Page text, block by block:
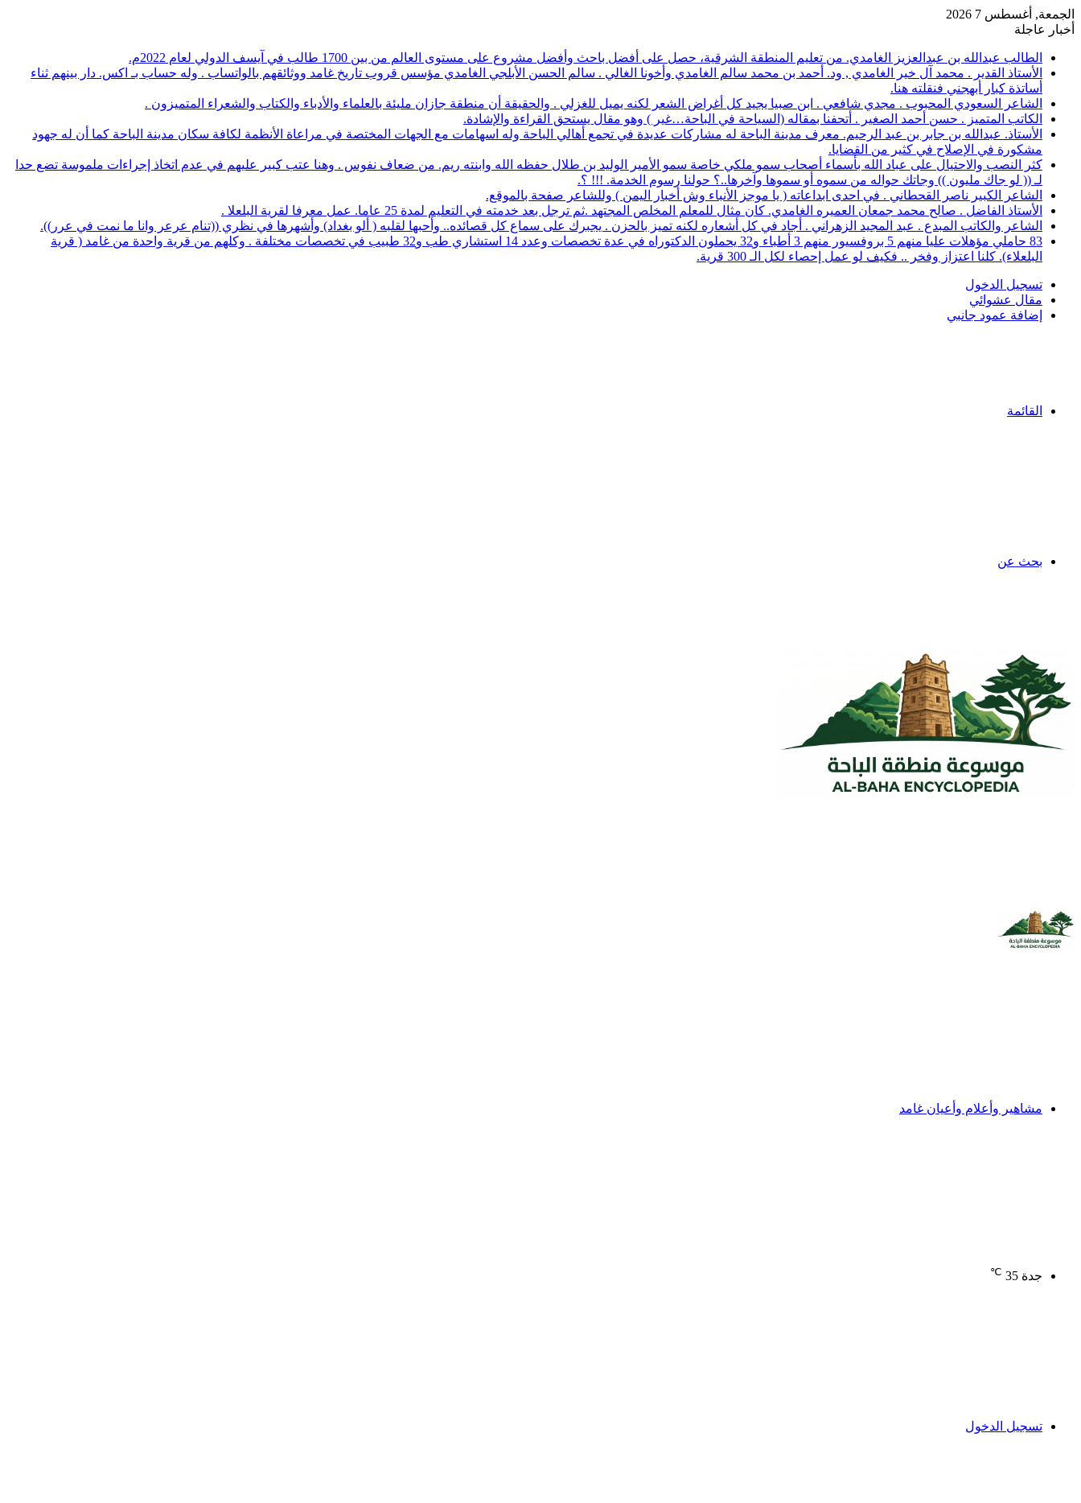
الجمعة, أغسطس 7 2026
أخبار عاجلة
الطالب عبدالله بن عبدالعزيز الغامدي. من تعليم المنطقة الشرقية، حصل على أفضل باحث وأفضل مشروع على مستوى العالم من بين 1700 طالب في آيسف الدولي لعام 2022م.
الأستاذ القدير . محمد آل خير الغامدي , ود. أحمد بن محمد سالم الغامدي وأخونا الغالي . سالم الحسن الأبلجي الغامدي مؤسس قروب تاريخ غامد ووثائقهم بالواتساب . وله حساب بـ اكس. دار بينهم ثناء
أساتذة كبار أبهجني فنقلته هنا.
الشاعر السعودي المحبوب . مجدي شافعي . ابن صبيا يجيد كل أغراض الشعر لكنه يميل للغزلي . والحقيقة أن منطقة جازان مليئة بالعلماء والأدباء والكتاب والشعراء المتميزون .
الكاتب المتميز . حسن أحمد الصغير . أتحفنا بمقاله (السياحة في الباحة…غير ) وهو مقال يستحق القراءة والإشادة.
الأستاذ. عبدالله بن جابر بن عبد الرحيم. معرف مدينة الباحة له مشاركات عديدة في تجمع أهالي الباحة وله اسهامات مع الجهات المختصة في مراعاة الأنظمة لكافة سكان مدينة الباحة كما أن له جهود
مشكورة في الإصلاح في كثير من القضايا.
كثر النصب والاحتيال على عباد الله بأسماء أصحاب سمو ملكي خاصة سمو الأمير الوليد بن طلال حفظه الله وابنته ريم. من ضعاف نفوس . وهنا عتب كبير عليهم في عدم اتخاذ إجراءات ملموسة تضع حدا
لـ (( لو جاك مليون )) وجاتك حواله من سموه أو سموها وآخرها..؟ حولنا رسوم الخدمة. !!! ؟.
الشاعر الكبير ناصر القحطاني . في احدى ابداعاته ( يا موجز الأنباء وش أخبار اليمن ) وللشاعر صفحة بالموقع.
الأستاذ الفاضل . صالح محمد جمعان العميره الغامدي. كان مثال للمعلم المخلص المجتهد .ثم ترجل بعد خدمته في التعليم لمدة 25 عاما. عمل معرفا لقرية البلعلا .
الشاعر والكاتب المبدع . عبد المجيد الزهراني . أجاد في كل أشعاره لكنه تميز بالحزن . يجبرك على سماع كل قصائده.. وأحبها لقلبه ( ألو بغداد) وأشهرها في نظري ((تنام عرعر وانا ما نمت في عرر)).
83 حاملي مؤهلات عليا منهم 5 بروفسيور منهم 3 أطباء و32 يحملون الدكتوراه في عدة تخصصات وعدد 14 استشاري طب و32 طبيب في تخصصات مختلفة . وكلهم من قرية واحدة من غامد ( قرية
البلعلاء). كلنا اعتزاز وفخر .. فكيف لو عمل إحصاء لكل الـ 300 قرية.
تسجيل الدخول
مقال عشوائي
إضافة عمود جانبي
القائمة
بحث عن
مشاهير وأعلام وأعيان غامد
جدة 35
℃
تسجيل الدخول